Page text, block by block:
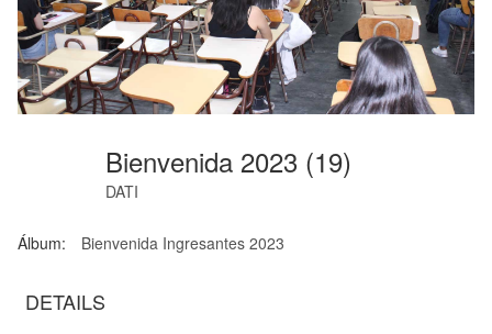
Bienvenida 2023 (19)
DATI
Álbum: Bienvenida Ingresantes 2023
DETAILS